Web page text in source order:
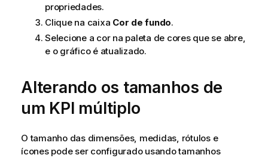
propriedades.
Clique na caixa Cor de fundo.
Selecione a cor na paleta de cores que se abre,
e o gráfico é atualizado.
Alterando os tamanhos de
um KPI múltiplo
O tamanho das dimensões, medidas, rótulos e
ícones pode ser configurado usando tamanhos